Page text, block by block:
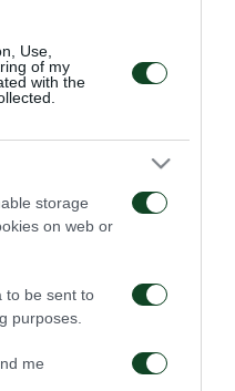
Use,
of my
with the
storage
on web or
to be sent to
purposes.
me
υπερσύγχρονο πούλμαν
της ομάδας